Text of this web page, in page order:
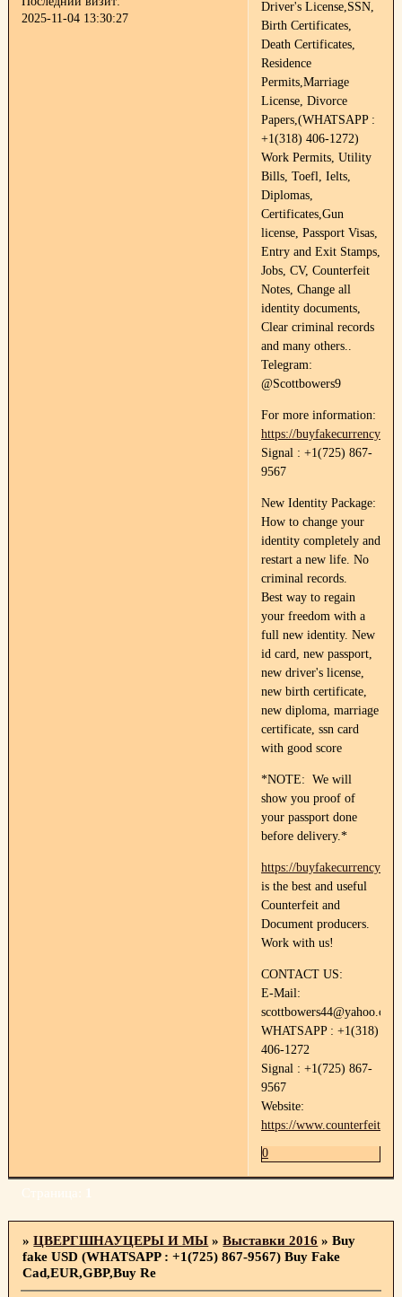
2025-11-04 13:30:27
Driver's License,SSN,
Birth Certificates,
Death Certificates,
Residence
Permits,Marriage
License, Divorce
Papers,(WHATSAPP :
+1(318) 406-1272)
Work Permits, Utility
Bills, Toefl, Ielts,
Diplomas,
Certificates,Gun
license, Passport Visas,
Entry and Exit Stamps,
Jobs, CV, Counterfeit
Notes, Change all
identity documents,
Clear criminal records
and many others..
Telegram:
@Scottbowers9
For more information:
https://
Signal : +1(725) 867-
9567
New Identity Package:
How to change your
identity completely and
restart a new life. No
criminal records.
Best way to regain
your freedom with a
full new identity. New
id card, new passport,
new driver's license,
new birth certificate,
new diploma, marriage
certificate, ssn card
with good score
*NOTE: We will
show you proof of
your passport done
before delivery.*
https://
is the best and useful
Counterfeit and
Document producers.
Work with us!
CONTACT US:
E-Mail:
scottbowers44@yahoo.com
WHATSAPP : +1(318)
406-1272
Signal : +1(725) 867-
9567
Website:
https://
0
Страница: 1
»ЦВЕРГШНАУЦЕРЫ И МЫ »Выставки 2016 »Buy
fake USD (WHATSAPP : +1(725) 867-9567) Buy Fake
Cad,EUR,GBP,Buy Re